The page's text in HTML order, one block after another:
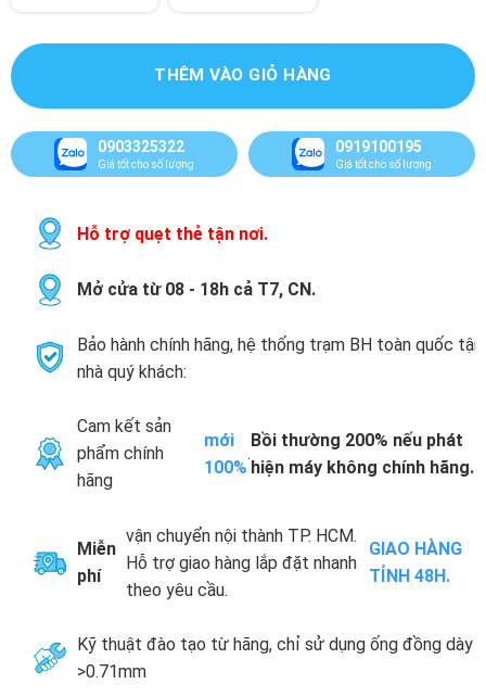
THÊM VÀO GIỎ HÀNG
0903325322
Giá tốt cho số lượng
0919100195
Giá tốt cho số lượng
Hỗ trợ quẹt thẻ tận nơi.
Mở cửa từ 08 - 18h cả T7, CN.
Bảo hành chính hãng, hệ thống trạm BH toàn quốc tận
nhà quý khách:
Cam kết sản
phẩm chính
hãng
mới
100%
.
Bồi thường 200% nếu phát
hiện máy không chính hãng.
Miễn
phí
vận chuyển nội thành TP. HCM.
Hỗ trợ giao hàng lắp đặt nhanh
theo yêu cầu.
GIAO HÀNG
TỈNH 48H.
Kỹ thuật đào tạo từ hãng, chỉ sử dụng ống đồng dày
>0.71mm